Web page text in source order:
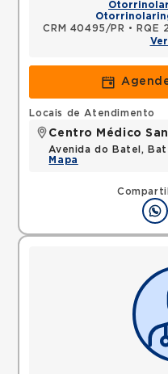
CRM 40495/PR •
RQE
Locais de Atendimento
Centro Médico
Avenida do Batel,
Mapa